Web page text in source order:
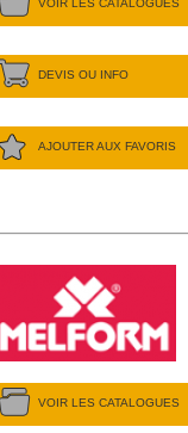
DEVIS OU INFO
AJOUTER AUX FAVORIS
VOIR LES CATALOGUES